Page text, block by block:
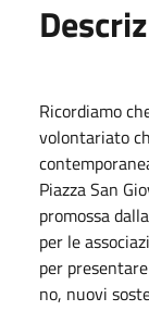
Ricordiamo
volontariato
Piazza San
promossa
per le
per
no, nuovi